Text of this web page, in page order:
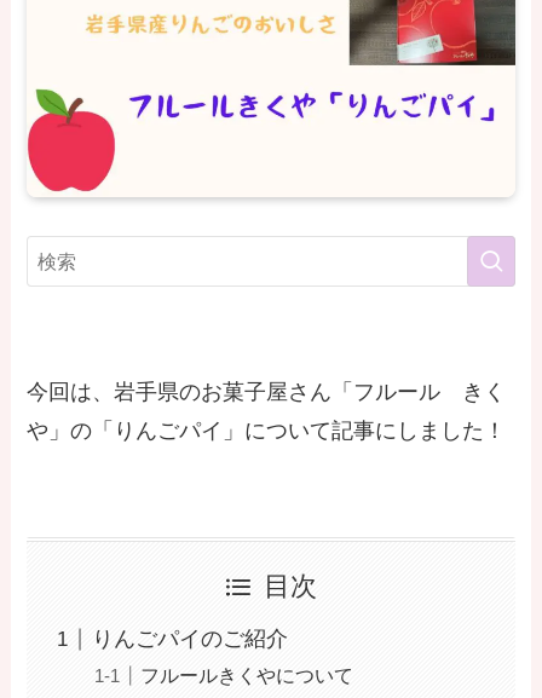
今回は、岩手県のお菓子屋さん「フルール きく
や」の「りんごパイ」について記事にしました！
目次
りんごパイのご紹介
フルールきくやについて